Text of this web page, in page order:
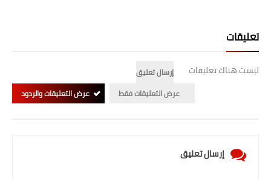
تعليقات
ليست هناك تعليقات
إرسال تعليق
عرض التعليقات فقط
عرض التعليقات والردود
إرسال تعليق